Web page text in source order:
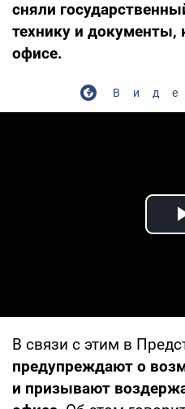
сняли
технику и документы,
офисе.
В связи с этим в
предупреждают о
и призывают